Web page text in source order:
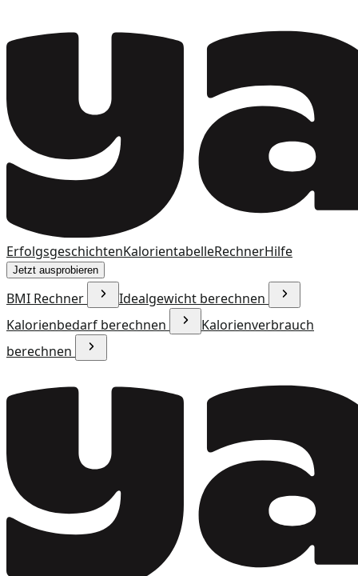
ErfolgsgeschichtenKalorientabelleRechnerHilfe
Jetzt ausprobieren
BMI Rechner
Idealgewicht berechnen
Kalorienbedarf berechnen
Kalorienverbrauch
berechnen